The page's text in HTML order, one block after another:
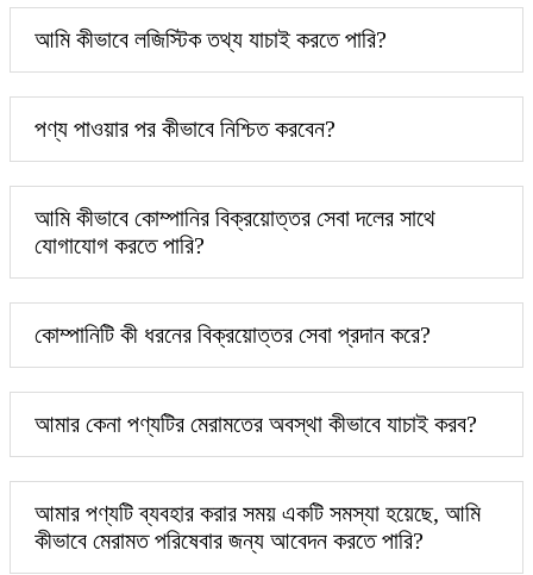
আমি কীভাবে লজিস্টিক তথ্য যাচাই করতে পারি?
পণ্য পাওয়ার পর কীভাবে নিশ্চিত করবেন?
আমি কীভাবে কোম্পানির বিক্রয়োত্তর সেবা দলের সাথে
যোগাযোগ করতে পারি?
কোম্পানিটি কী ধরনের বিক্রয়োত্তর সেবা প্রদান করে?
আমার কেনা পণ্যটির মেরামতের অবস্থা কীভাবে যাচাই করব?
আমার পণ্যটি ব্যবহার করার সময় একটি সমস্যা হয়েছে, আমি
কীভাবে মেরামত পরিষেবার জন্য আবেদন করতে পারি?